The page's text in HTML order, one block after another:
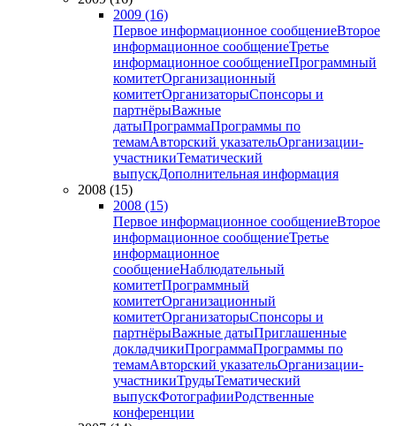
2009 (16)
Первое информационное сообщениеВторое
информационное сообщениеТретье
информационное сообщениеПрограммный
комитетОрганизационный
комитетОрганизаторыСпонсоры и
партнёрыВажные
датыПрограммаПрограммы по
темамАвторский указательОрганизации-
участникиТематический
выпускДополнительная информация
2008 (15)
2008 (15)
Первое информационное сообщениеВторое
информационное сообщениеТретье
информационное
сообщениеНаблюдательный
комитетПрограммный
комитетОрганизационный
комитетОрганизаторыСпонсоры и
партнёрыВажные датыПриглашенные
докладчикиПрограммаПрограммы по
темамАвторский указательОрганизации-
участникиТрудыТематический
выпускФотографииРодственные
конференции